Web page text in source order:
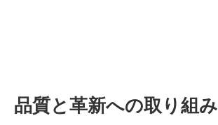
品質と革新への取り組み